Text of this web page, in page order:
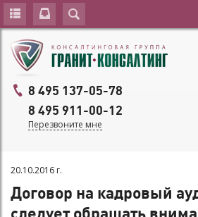
8 495 137-05-78
8 495 911-00-12
Перезвоните мне
20.10.2016 г.
Договор на кадровый
следует обращать